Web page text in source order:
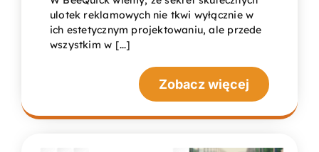
ulotek reklamowych nie tkwi wyłącznie w
ich estetycznym projektowaniu, ale przede
wszystkim w [...]
Zobacz więcej